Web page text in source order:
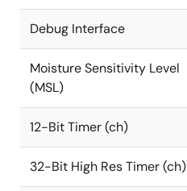
Debug Interface
Moisture Sensitivity Level
(MSL)
12-Bit Timer (ch)
32-Bit High Res Timer (ch)